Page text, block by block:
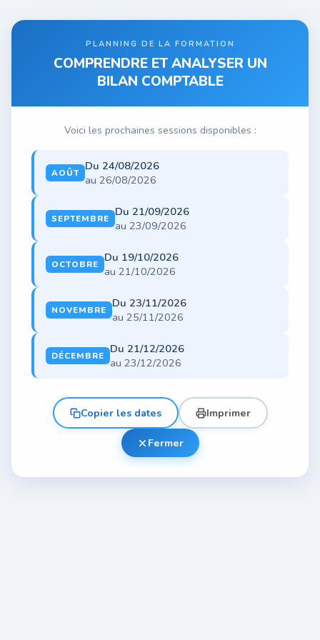
PLANNING DE LA FORMATION
COMPRENDRE ET ANALYSER UN
BILAN COMPTABLE
Voici les prochaines sessions disponibles :
AOÛT
Du 24/08/2026
au 26/08/2026
SEPTEMBRE
Du 21/09/2026
au 23/09/2026
OCTOBRE
Du 19/10/2026
au 21/10/2026
NOVEMBRE
Du 23/11/2026
au 25/11/2026
DÉCEMBRE
Du 21/12/2026
au 23/12/2026
Copier les dates Imprimer
Fermer